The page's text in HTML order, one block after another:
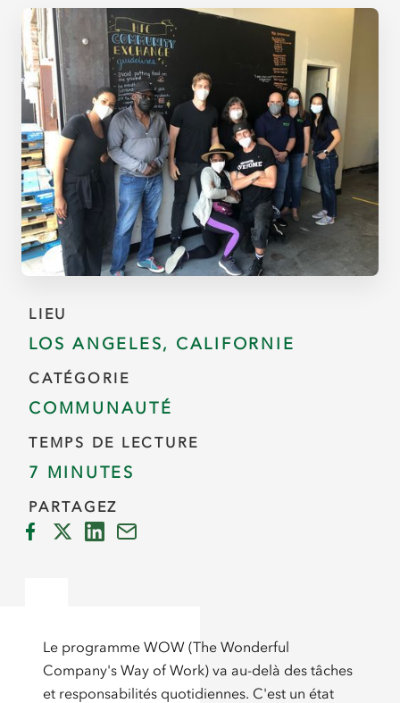
LIEU
LOS ANGELES, CALIFORNIE
CATÉGORIE
COMMUNAUTÉ
TEMPS DE LECTURE
7 MINUTES
PARTAGEZ
Le programme WOW (The Wonderful
Company's Way of Work) va au-delà des tâches
et responsabilités quotidiennes. C'est un état